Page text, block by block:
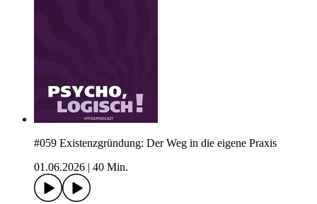
#059 Existenzgründung: Der Weg in die eigene Praxis
01.06.2026
40 Min.